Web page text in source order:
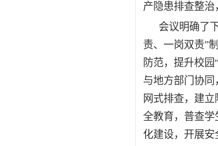
产隐患排查整
会议明确了
责、一岗双责”
防范，提升校
与地方部门协
网式排查，建
全教育，普查
化建设，开展